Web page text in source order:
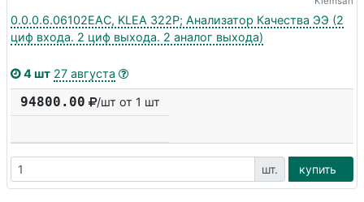
0.0.0.6.06102EAC, KLEA 322P; Анализатор Качества ЭЭ (2
циф входа. 2 циф выхода. 2 аналог выхода)
4 шт 27 августа
94800.00 /шт от 1 шт
шт. купить